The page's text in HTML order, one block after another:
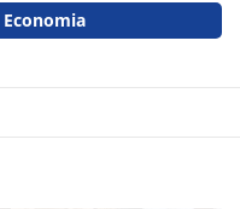
Economia